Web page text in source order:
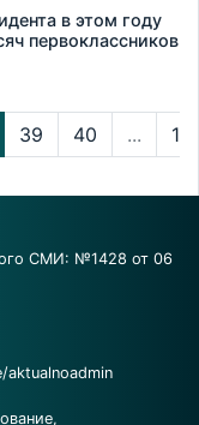
в этом году
первоклассников
39 40 ...
СМИ: №1428 от 06